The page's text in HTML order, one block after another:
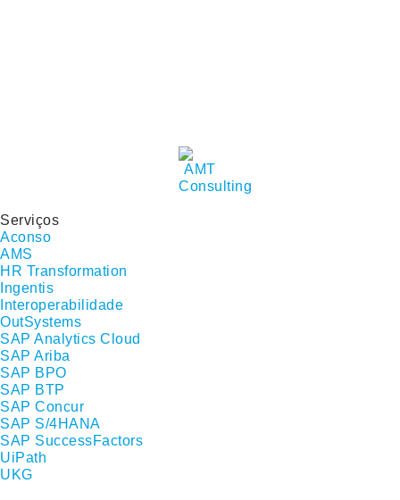
Serviços
Aconso
AMS
HR Transformation
Ingentis
Interoperabilidade
OutSystems
SAP Analytics Cloud
SAP Ariba
SAP BPO
SAP BTP
SAP Concur
SAP S/4HANA
SAP SuccessFactors
UiPath
UKG